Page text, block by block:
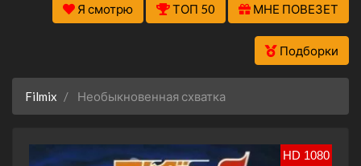
Я смотрю ТОП 50 МНЕ ПОВЕЗЕТ
Подборки
Filmix Необыкновенная схватка
HD 1080